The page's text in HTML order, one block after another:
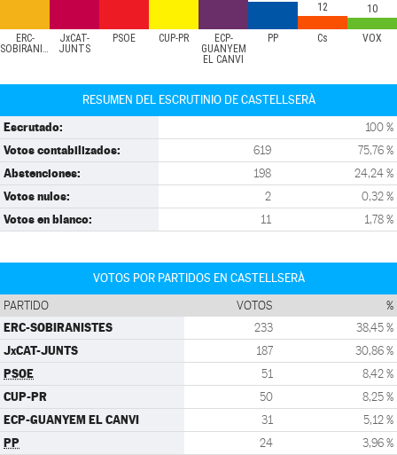
ERC-
SOBIRANISTES
JxCAT-
JUNTS
PSOE CUP-PR
ECP-
GUANYEM
EL CANVI
PP Cs VOX
12
10
RESUMEN DEL ESCRUTINIO DE CASTELLSERÀ
Escrutado: 100 %
Votos contabilizados: 619 75,76 %
Abstenciones: 198 24,24 %
Votos nulos: 2 0,32 %
Votos en blanco: 11 1,78 %
VOTOS POR PARTIDOS EN CASTELLSERÀ
PARTIDO VOTOS %
ERC-SOBIRANISTES 233 38,45 %
JxCAT-JUNTS 187 30,86 %
PSOE 51 8,42 %
CUP-PR 50 8,25 %
ECP-GUANYEM EL CANVI 31 5,12 %
PP 24 3,96 %